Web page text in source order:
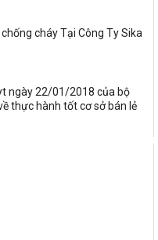
cháy Tại Công Ty Sika
ngày 22/01/2018 của bộ
thực hành tốt cơ sở bán lẻ